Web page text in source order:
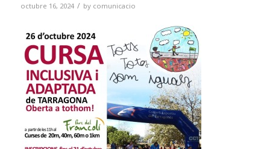
octubre 16, 2024 / by comunicacio